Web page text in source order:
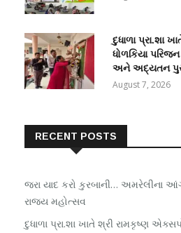
દુધાળા પ્રા.શા
ધોળકિયા પરિજન
અને અદ્યતન
August 7, 2026
RECENT POSTS
જરા યાદ કરો કુરબાની… અમરેલીના
રાજ્ય મહોત્સવ
દુધાળા પ્રા.શા ખાતે શ્રી રામકૃષ્ણ